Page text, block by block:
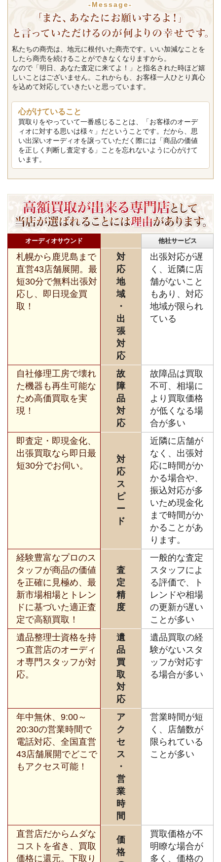
-Message-
私たちの商売は、地元に根付いた商売です。いい加減なことを
したら商売を続けることができなくなりますから。
なので「明日、あなた査定に来てよ！」と指名された時ほど嬉
しいことはございません。これからも、お客様一人ひとり真心
を込めて対応していきたいと思っています。
心がけていること
買取りをやっていて一番感じることは、「お客様のオーデ
ィオに対する思いは様々」だということです。だから、思
い出深いオーディオを譲っていただく際には「商品の価値
を正しく判断し査定する」ことを忘れないように心がけて
います。
オーディオサウンド 他社サービス
札幌から鹿児島まで
直営43店舗展開。最
短30分で無料出張対
応し、即日現金買
取！
対
応
地
域
・
出
張
対
応
出張対応が遅
く、近隣に店
舗がないこと
もあり、対応
地域が限られ
ている
自社修理工房で壊れ
た機器も再生可能な
ため高価買取を実
現！
故
障
品
対
応
故障品は買取
不可、相場に
より買取価格
が低くなる場
合が多い
即査定・即現金化、
出張買取なら即日最
短30分でお伺い。
対
応
ス
ピ
ー
ド
近隣に店舗が
なく、出張対
応に時間がか
かる場合や、
振込対応が多
いため現金化
まで時間がか
かることがあ
ります。
経験豊富なプロのス
タッフが商品の価値
を正確に見極め、最
新市場相場とトレン
ドに基づいた適正査
定で高額買取！
査
定
精
度
一般的な査定
スタッフによ
る評価で、ト
レンドや相場
の更新が遅い
ことが多い
遺品整理士資格を持
つ直営店のオーディ
オ専門スタッフが対
応。
遺
品
買
取
対
応
遺品買取の経
験がないスタ
ッフが対応す
る場合が多い
年中無休、9:00～
20:30の営業時間で
電話対応、全国直営
43店舗展開でどこで
もアクセス可能！
ア
ク
セ
ス
・
営
業
時
間
営業時間が短
く、店舗数が
限られている
ことが多い
直営店だからムダな
コストを省き、買取
価格に還元。下取り
価
格
買取価格が不
明瞭な場合が
多く、価格の